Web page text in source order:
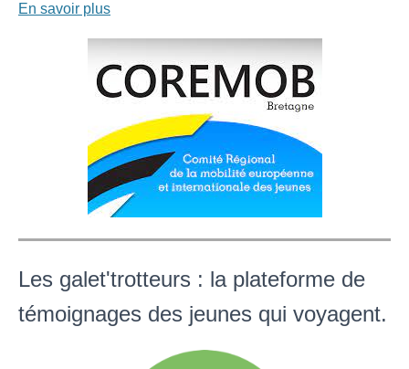
En savoir plus
Les galet'trotteurs : la plateforme de
témoignages des jeunes qui voyagent.